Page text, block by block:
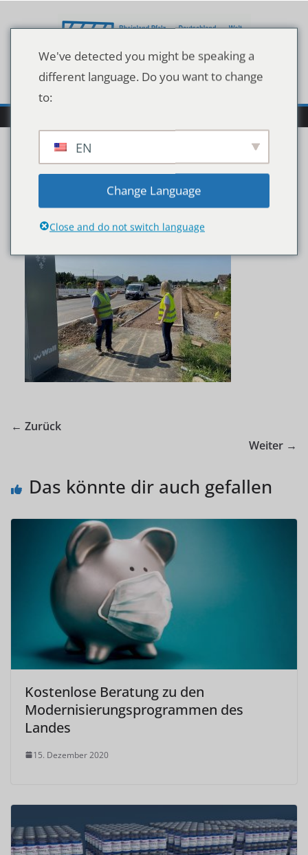
Inhalt
WSB 05.08
← Zurück
Weiter →
Das könnte dir auch gefallen
Kostenlose Beratung zu den
Modernisierungsprogrammen des
Landes
15. Dezember 2020
We've detected you might be speaking a
different language. Do you want to change
to:
EN
Change Language
Close and do not switch language